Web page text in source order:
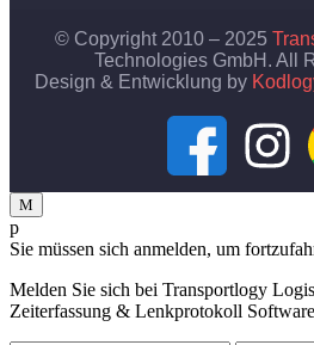
© Copyright 2010 – 2025
Technologies GmbH. All
Design & Entwicklung by
Sie müssen sich anmelden, um
Melden Sie sich bei Transportlogy
Zeiterfassung & Lenkprotokoll